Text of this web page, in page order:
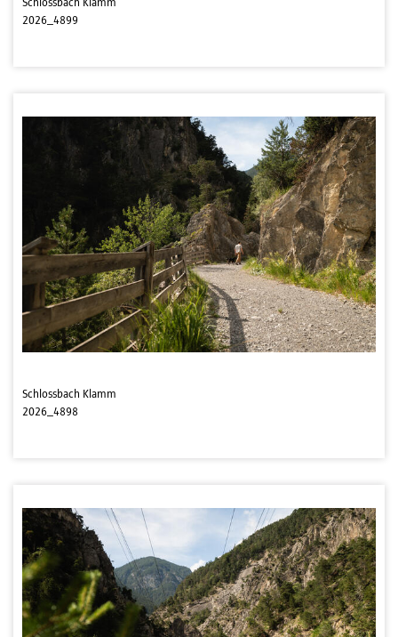
Schlossbach Klamm
2026_4899
Schlossbach Klamm
2026_4898